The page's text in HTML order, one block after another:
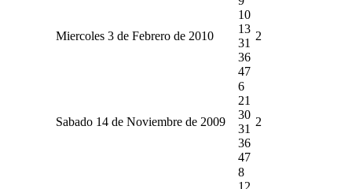
Miercoles 3 de Febrero de 2010
10
13
31
36
47
2
Sabado 14 de Noviembre de 2009
6
21
30
31
36
47
2
8
12